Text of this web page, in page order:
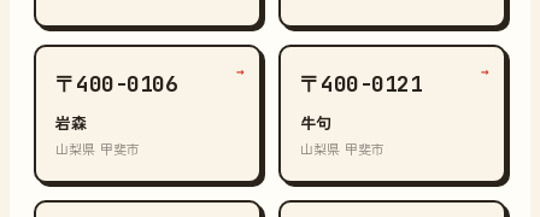
〒400-0106
岩森
山梨県 甲斐市
→ 〒400-0121
牛句
山梨県 甲斐市
→